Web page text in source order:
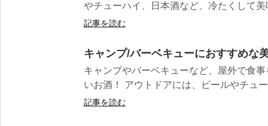
やチューハイ、日本酒など、冷たくして
記事を読む
キャンプ/バーベキューにおすすめな
キャンプやバーベキューなど、屋外で食
いお酒！ アウトドアには、ビールやチュ
記事を読む